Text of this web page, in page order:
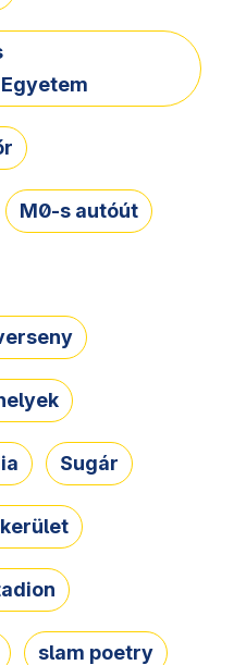
M0-s autóút
Sugár
slam poetry